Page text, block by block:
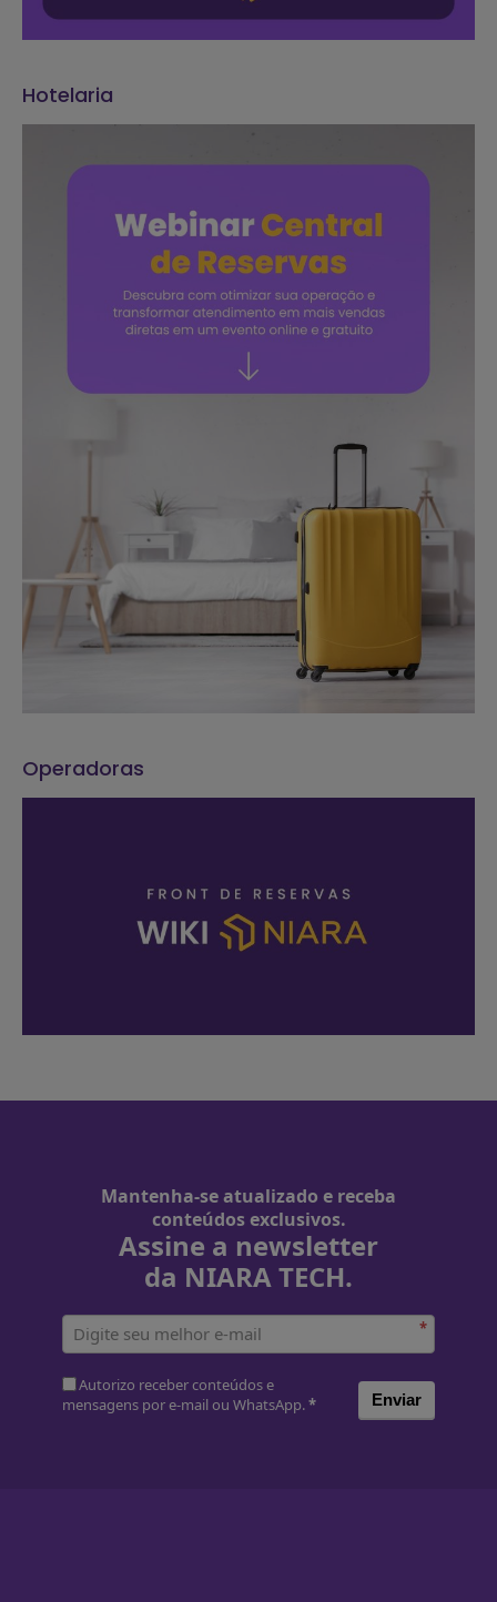
Hotelaria
Operadoras
Mantenha-se atualizado e receba
conteúdos exclusivos.
Assine a newsletter
da NIARA TECH.
*
Autorizo receber conteúdos e
mensagens por e-mail ou WhatsApp.* Enviar